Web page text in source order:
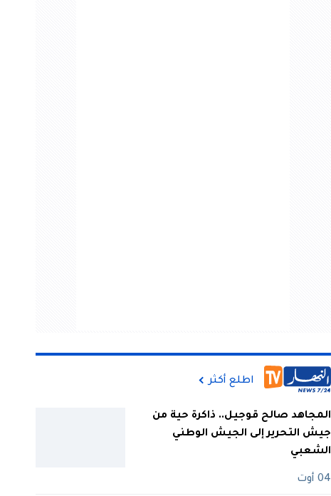
اطلع أكثر
المجاهد صالح قوجيل.. ذاكرة حية من
جيش التحرير إلى الجيش الوطني
الشعبي
04 أوت